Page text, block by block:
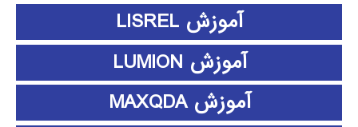
آموزش LISREL
آموزش LUMION
آموزش MAXQDA